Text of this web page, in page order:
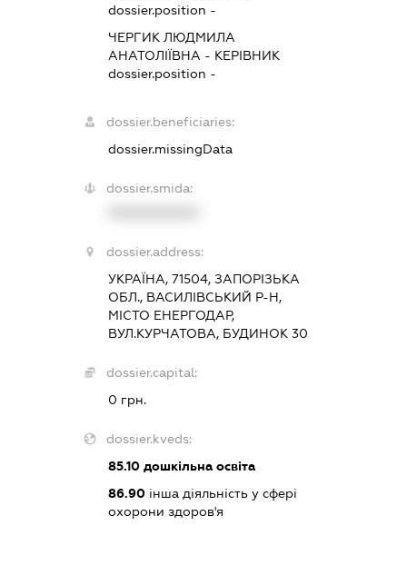
dossier.position -
ЧЕРГИК ЛЮДМИЛА
АНАТОЛІЇВНА - КЕРІВНИК
dossier.position -
dossier.beneficiaries:
dossier.missingData
dossier.smida:
dossier.address:
УКРАЇНА, 71504, ЗАПОРІЗЬКА
ОБЛ., ВАСИЛІВСЬКИЙ Р-Н,
МІСТО ЕНЕРГОДАР,
ВУЛ.КУРЧАТОВА, БУДИНОК 30
dossier.capital:
0 грн.
dossier.kveds:
85.10дошкільна освіта
86.90інша діяльність у сфері
охорони здоров'я